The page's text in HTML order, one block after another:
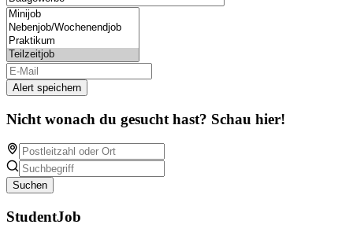
Alert speichern
Nicht wonach du gesucht hast? Schau hier!
Suchen
StudentJob